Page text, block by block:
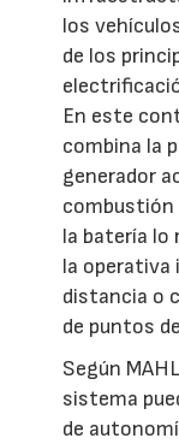
los
de los
En este
combina la
generador
combustión
la batería lo
la operativa
distancia o
de puntos
Según
sistema
de